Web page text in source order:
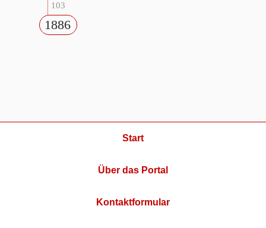
103
1886
Start
Über das Portal
Kontaktformular